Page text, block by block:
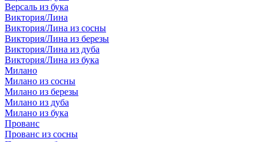
Версаль из бука
Виктория/Лина
Виктория/Лина из сосны
Виктория/Лина из березы
Виктория/Лина из дуба
Виктория/Лина из бука
Милано
Милано из сосны
Милано из березы
Милано из дуба
Милано из бука
Прованс
Прованс из сосны